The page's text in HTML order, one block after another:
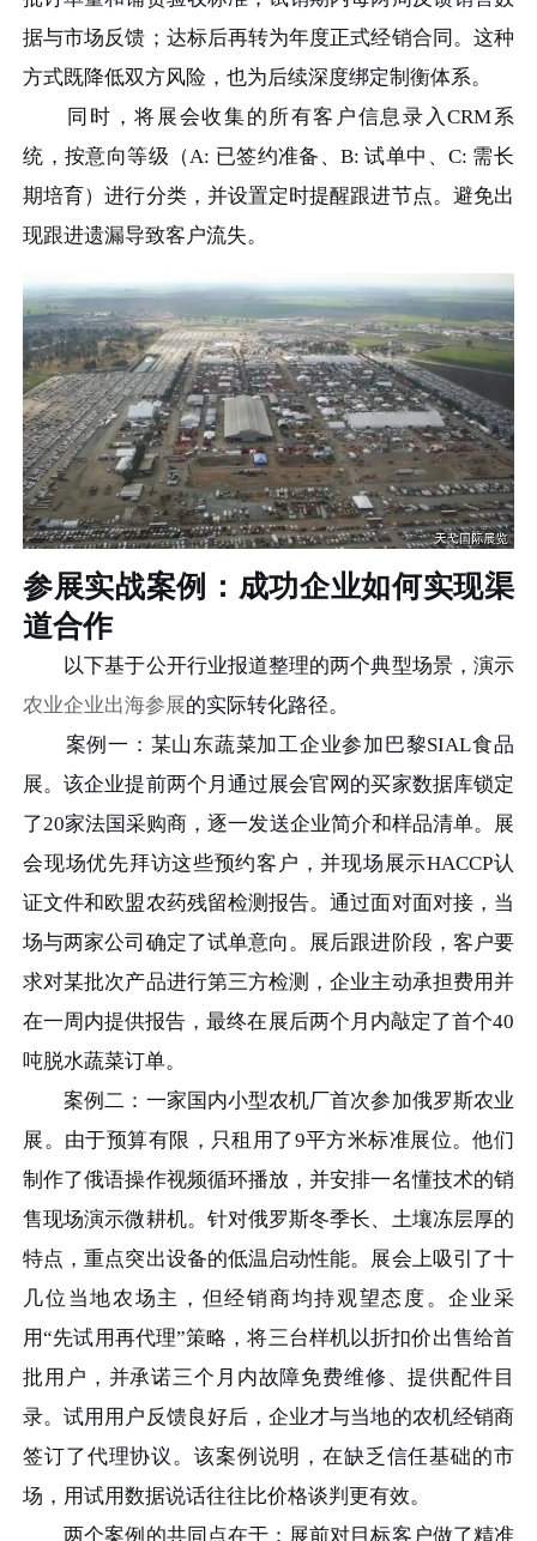
据与市场反馈；达标后再转为年度正式经销合同。这种
方式既降低双方风险，也为后续深度绑定制衡体系。
同时，将展会收集的所有客户信息录入CRM系
统，按意向等级（A: 已签约准备、B: 试单中、C: 需长
期培育）进行分类，并设置定时提醒跟进节点。避免出
现跟进遗漏导致客户流失。
参展实战案例：成功企业如何实现渠
道合作
以下基于公开行业报道整理的两个典型场景，演示
农业企业出海参展的实际转化路径。
案例一：某山东蔬菜加工企业参加巴黎SIAL食品
展。该企业提前两个月通过展会官网的买家数据库锁定
了20家法国采购商，逐一发送企业简介和样品清单。展
会现场优先拜访这些预约客户，并现场展示HACCP认
证文件和欧盟农药残留检测报告。通过面对面对接，当
场与两家公司确定了试单意向。展后跟进阶段，客户要
求对某批次产品进行第三方检测，企业主动承担费用并
在一周内提供报告，最终在展后两个月内敲定了首个40
吨脱水蔬菜订单。
案例二：一家国内小型农机厂首次参加俄罗斯农业
展。由于预算有限，只租用了9平方米标准展位。他们
制作了俄语操作视频循环播放，并安排一名懂技术的销
售现场演示微耕机。针对俄罗斯冬季长、土壤冻层厚的
特点，重点突出设备的低温启动性能。展会上吸引了十
几位当地农场主，但经销商均持观望态度。企业采
用“先试用再代理”策略，将三台样机以折扣价出售给首
批用户，并承诺三个月内故障免费维修、提供配件目
录。试用用户反馈良好后，企业才与当地的农机经销商
签订了代理协议。该案例说明，在缺乏信任基础的市
场，用试用数据说话往往比价格谈判更有效。
两个案例的共同点在于：展前对目标客户做了精准